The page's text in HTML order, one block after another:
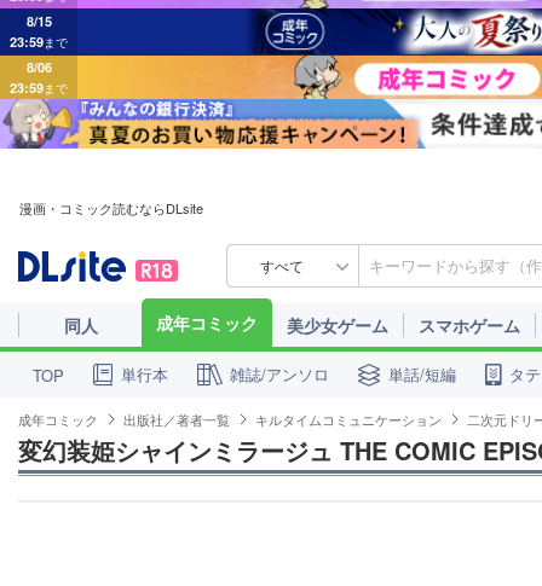
8/15
23:59
8/06
23:59 まで
漫画・コミック読むならDLsite
すべて
同人 成年コミック 美少女ゲーム スマホゲーム
TOP 単行本 雑誌/アンソロ 単話/短編 タ
成年コミック 出版社／著者一覧 キルタイムコミュニケーション 二次元ドリ
変幻装姫シャインミラージュ THE COMIC